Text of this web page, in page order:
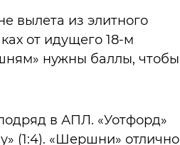
вылета из элитного
от идущего 18-м
нужны баллы, чтобы
в АПЛ. «Уотфорд»
(1:4). «Шершни» отлично